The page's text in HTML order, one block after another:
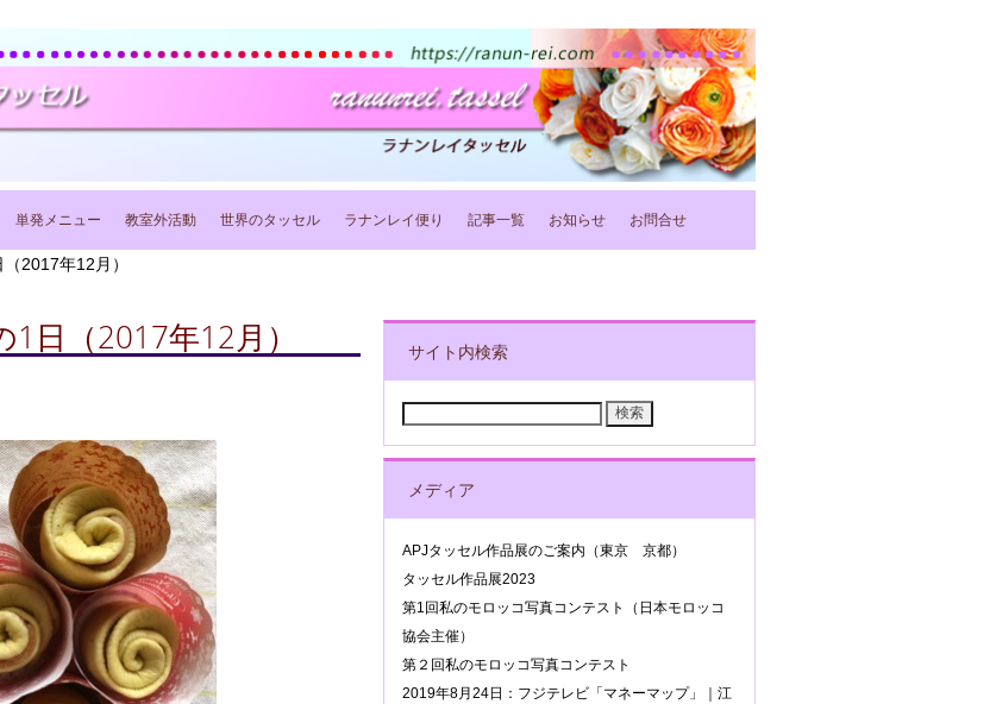
単発メニュー 教室外活動 世界のタッセル ラナンレイ便り 記事一覧 お知らせ お問合せ
2017年12月）
日（2017年12月） サイト内検索
メディア
APJタッセル作品展のご案内（東京 京都）
タッセル作品展2023
第1回私のモロッコ写真コンテスト（日本モロッコ
協会主催）
第２回私のモロッコ写真コンテスト
2019年8月24日：フジテレビ「マネーマップ」｜江